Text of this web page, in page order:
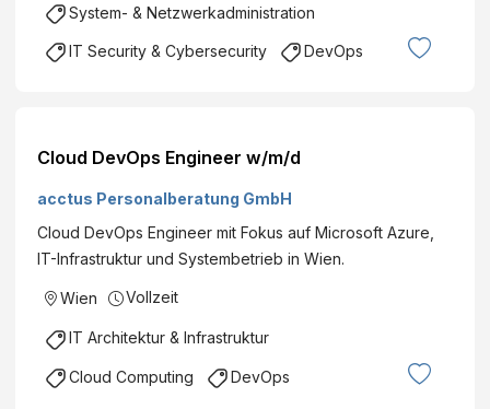
System- & Netzwerkadministration
IT Security & Cybersecurity DevOps
Cloud DevOps Engineer w/m/d
acctus Personalberatung GmbH
Cloud DevOps Engineer mit Fokus auf Microsoft Azure,
IT-Infrastruktur und Systembetrieb in Wien.
Wien Vollzeit
IT Architektur & Infrastruktur
Cloud Computing DevOps